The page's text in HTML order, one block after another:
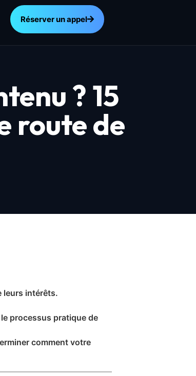
Réserver un appel
? 15
route de
leurs intérêts.
processus pratique de
comment votre